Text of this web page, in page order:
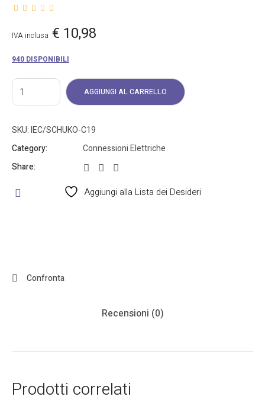
€ 10,98
IVA inclusa
940 DISPONIBILI
AGGIUNGI AL CARRELLO
SKU:IEC/SCHUKO-C19
Category:
Connessioni Elettriche
Share:
Aggiungi alla Lista dei Desideri
Confronta
Recensioni (0)
Prodotti correlati